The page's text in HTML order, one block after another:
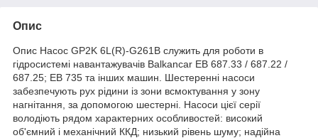
Опис
Опис Насос GP2K 6L(R)-G261B служить для роботи в
гідросистемі навантажувачів Balkancar ЕВ 687.33 / 687.22 /
687.25; ЕВ 735 та інших машин. Шестеренні насоси
забезпечують рух рідини із зони всмоктування у зону
нагнітання, за допомогою шестерні. Насоси цієї серії
володіють рядом характерних особливостей: високий
об'ємний і механічний ККД; низький рівень шуму; надійна